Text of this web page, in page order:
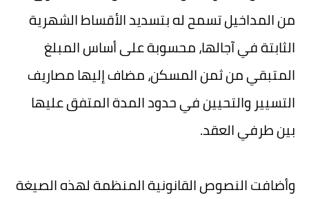
من المداخيل تسمح له بتسديد الأقساط الشهرية
الثابتة في آجالها، محسوبة على أساس المبلغ
المتبقي من ثمن المسكن، مضاف إليها مصاريف
التسيير والتحيين في حدود المدة المتفق عليها
بين طرفي العقد.
وأضافت النصوص القانونية المنظمة لهذه الصيغة